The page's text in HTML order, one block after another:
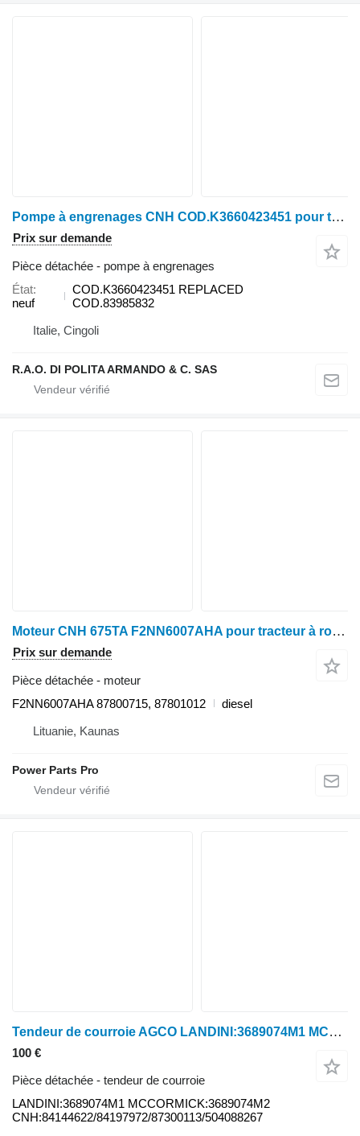
Pompe à engrenages CNH COD.K3660423451 pour tracteur à roues New Holland
Prix sur demande
Pièce détachée - pompe à engrenages
État
neuf
COD.K3660423451 REPLACED
COD.83985832
Italie, Cingoli
R.A.O. DI POLITA ARMANDO & C. SAS
Moteur CNH 675TA F2NN6007AHA pour tracteur à roues
Prix sur demande
Pièce détachée - moteur
F2NN6007AHA 87800715, 87801012
diesel
Lituanie, Kaunas
Power Parts Pro
Tendeur de courroie AGCO LANDINI:3689074M1 MCCORMICK:3689074M2 CNH:84144622/84197972/87300113/504088267 pour tracteur à roues CNH Case-IH Tractor Puma 165, 165 CVT, 170, 170 CVX, 180, 180 CVT, 180 CVX, 185 CVX, 195, 195 CVT, 195 CVX, 200, 200 CVX, 210, 210 CVT, 210 CVX, 215, 215 CVX, 225 CVX, 230 CVX New Holland Tractor T7 Auto Command T7.220 AC, T7.235 AC, T7.250 AC, T7.260 AC, T7.270 AC. T7 Power Command T7.220 PC, T7.235 PC, T7.250 PC, T7.260 PC. T7000 T7030, T7040, T7050, T7060. T7000 Auto Command T7030 AC, T7040 AC, T7050 AC, T7060 AC, T7070 AC Steyr Tractor CVT 6000 CVT6170, CVT6180, CVT6185, CVT6200, CVT6205, CVT6210, CVT6215, CVT6225, CVT6230
100 €
Pièce détachée - tendeur de courroie
LANDINI:3689074M1 MCCORMICK:3689074M2
CNH:84144622/84197972/87300113/504088267